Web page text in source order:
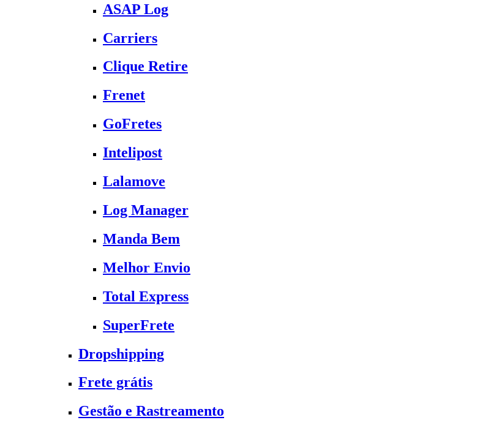
ASAP Log
Carriers
Clique Retire
Frenet
GoFretes
Intelipost
Lalamove
Log Manager
Manda Bem
Melhor Envio
Total Express
SuperFrete
Dropshipping
Frete grátis
Gestão e Rastreamento